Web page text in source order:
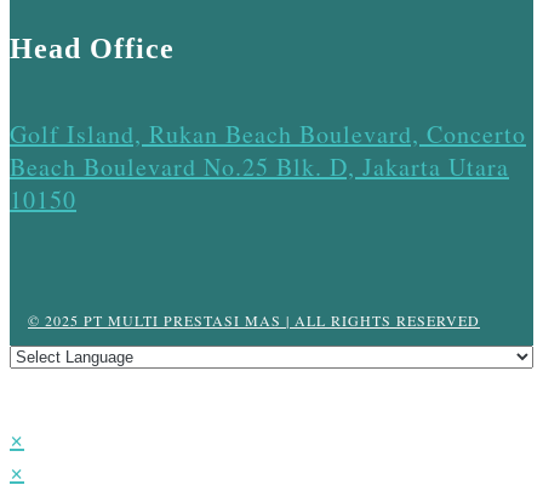
Head Office
Golf Island, Rukan Beach Boulevard, Concerto
Beach Boulevard No.25 Blk. D, Jakarta Utara
10150
© 2025 PT MULTI PRESTASI MAS | ALL RIGHTS RESERVED
×
×